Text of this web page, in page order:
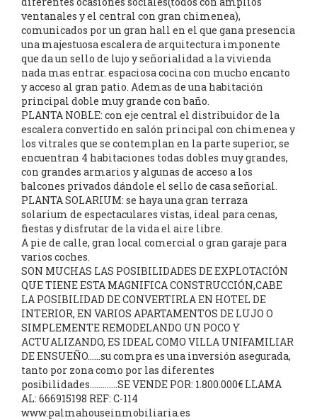
ventanales y el central con gran chimenea),
comunicados por un gran hall en el que gana presencia
una majestuosa escalera de arquitectura imponente
que da un sello de lujo y señorialidad a la vivienda
nada mas entrar. espaciosa cocina con mucho encanto
y acceso al gran patio. Ademas de una habitación
principal doble muy grande con baño.
PLANTA NOBLE: con eje central el distribuidor de la
escalera convertido en salón principal con chimenea y
los vitrales que se contemplan en la parte superior, se
encuentran 4 habitaciones todas dobles muy grandes,
con grandes armarios y algunas de acceso a los
balcones privados dándole el sello de casa señorial.
PLANTA SOLARIUM: se haya una gran terraza
solarium de espectaculares vistas, ideal para cenas,
fiestas y disfrutar de la vida el aire libre.
A pie de calle, gran local comercial o gran garaje para
varios coches.
SON MUCHAS LAS POSIBILIDADES DE EXPLOTACIÓN
QUE TIENE ESTA MAGNIFICA CONSTRUCCIÓN,CABE
LA POSIBILIDAD DE CONVERTIRLA EN HOTEL DE
INTERIOR, EN VARIOS APARTAMENTOS DE LUJO O
SIMPLEMENTE REMODELANDO UN POCO Y
ACTUALIZANDO, ES IDEAL COMO VILLA UNIFAMILIAR
DE ENSUEÑO......su compra es una inversión asegurada,
tanto por zona como por las diferentes
posibilidades.............SE VENDE POR: 1.800.000€ LLAMA
AL: 666915198 REF: C-114
www.palmahouseinmobiliaria.es